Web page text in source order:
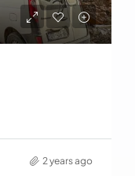
2 years ago